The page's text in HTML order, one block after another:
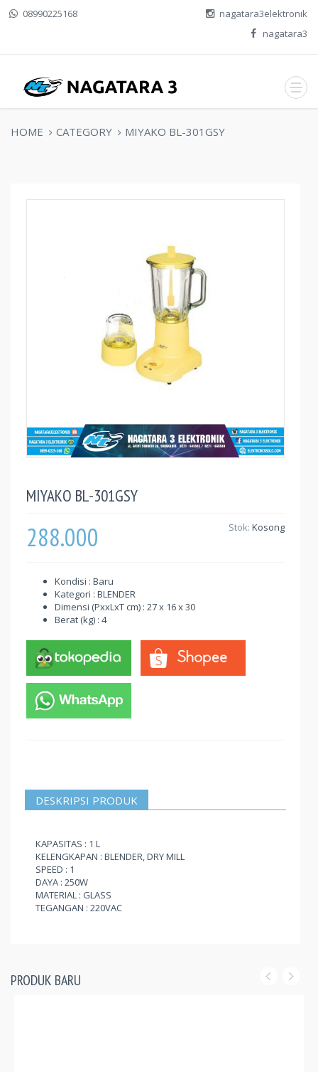
08990225168
nagatara3elektronik
nagatara3
HOME CATEGORY MIYAKO BL-301GSY
MIYAKO BL-301GSY
288.000 Stok: Kosong
Kondisi : Baru
Kategori : BLENDER
Dimensi (PxxLxT cm) : 27 x 16 x 30
Berat (kg) : 4
DESKRIPSI PRODUK
KAPASITAS : 1 L
KELENGKAPAN : BLENDER, DRY MILL
SPEED : 1
DAYA : 250W
MATERIAL : GLASS
TEGANGAN : 220VAC
PRODUK BARU